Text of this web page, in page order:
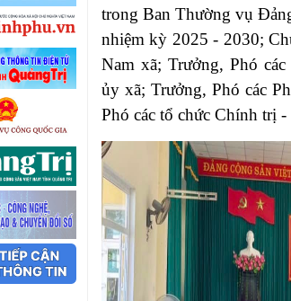
trong Ban Thường vụ
nhiệm kỳ 2025 - 2030;
Nam xã; Trưởng, Phó
ủy xã; Trưởng, Phó các
Phó các tổ chức Chính trị